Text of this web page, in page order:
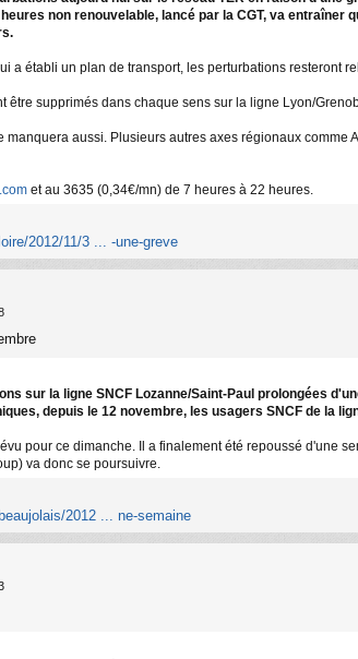
non renouvelable, lancé par la CGT, va
a établi un plan de transport, les perturbations resteront
être supprimés dans chaque sens sur la ligne Lyon/
manquera aussi. Plusieurs autres axes régionaux
et au 3635 (0,34€/mn) de 7 heures à 22 heures.
2012/11/3 ... -une-greve
sur la ligne SNCF Lozanne/Saint-Paul prolongées
depuis le 12 novembre, les usagers SNCF de la
pour ce dimanche. Il a finalement été repoussé d'une
va donc se poursuivre.
2012 ... ne-semaine